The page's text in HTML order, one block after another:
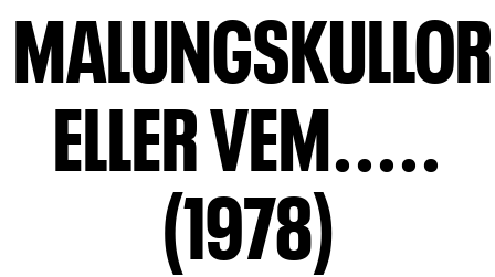
ELLER VEM.....
(1978)